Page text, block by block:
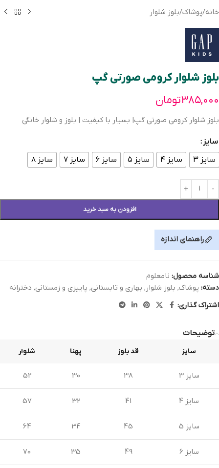
خانه/پوشاک/بلوز شلوار
بلوز شلوار کرومی صورتی گپ
۳۸۵,۰۰۰تومان
بلوز شلوار کرومی صورتی گپ| بسیار با کیفیت | بلوز و شلوار خانگی
سایز
سایز ۳
سایز ۴ سایز ۵ سایز ۶ سایز ۷ سایز ۸
افزودن به سبد خرید
راهنمای اندازه
شناسه محصول: نامعلوم
دسته: پوشاک, بلوز شلوار , بهاری و تابستانی, پاییزی و زمستانی, دخترانه
اشتراک گذاری:
توضیحات
سایز قد بلوز پهنا شلوار
سایز 3 38
30
52
سایز 4 41
32
57
سایز 5 45
34
64
سایز 6 49
35
70